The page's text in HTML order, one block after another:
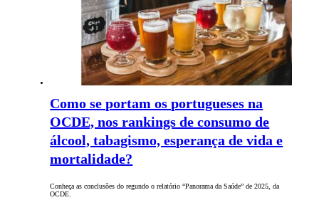
Como se portam os portugueses na
OCDE, nos rankings de consumo de
álcool, tabagismo, esperança de vida e
mortalidade?
Conheça as conclusões do regundo o relatório “Panorama da Saúde” de 2025, da
OCDE.